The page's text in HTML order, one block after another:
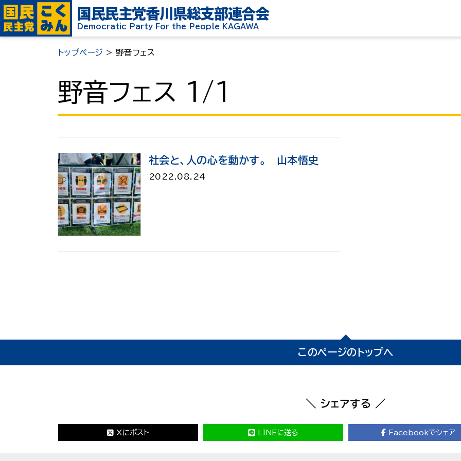
国民民主党香川県総支部連合会
Democratic Party For the People KAGAWA
トップページ > 野音フェス
野音フェス 1/1
社会と、人の心を動かす。 山本悟史
2022.08.24
このページのトップへ
＼ シェアする ／
Xにポスト LINEに送る Facebookでシェア